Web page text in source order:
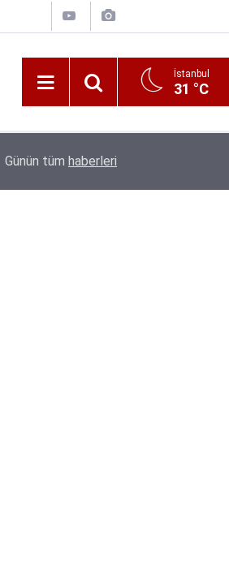
İstanbul
31 °C
Genel Müdürlüğü 26 İşçi Alımı
Günün tüm haberleri